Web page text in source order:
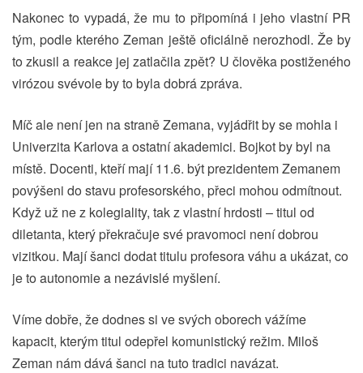
Nakonec to vypadá, že mu to připomíná i jeho vlastní PR
tým, podle kterého Zeman ještě oficiálně nerozhodl. Že by
to zkusil a reakce jej zatlačila zpět? U člověka postiženého
virózou svévole by to byla dobrá zpráva.
Míč ale není jen na straně Zemana, vyjádřit by se mohla i
Univerzita Karlova a ostatní akademici. Bojkot by byl na
místě. Docenti, kteří mají 11.6. být prezidentem Zemanem
povýšeni do stavu profesorského, přeci mohou odmítnout.
Když už ne z kolegiality, tak z vlastní hrdosti – titul od
diletanta, který překračuje své pravomoci není dobrou
vizitkou. Mají šanci dodat titulu profesora váhu a ukázat, co
je to autonomie a nezávislé myšlení.
Víme dobře, že dodnes si ve svých oborech vážíme
kapacit, kterým titul odepřel komunistický režim. Miloš
Zeman nám dává šanci na tuto tradici navázat.